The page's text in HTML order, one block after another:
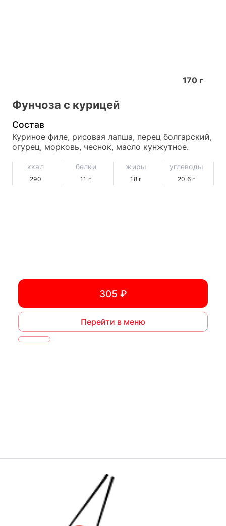
170 г
Фунчоза с курицей
Состав
Куриное филе, рисовая лапша, перец болгарский,
огурец, морковь, чеснок, масло кунжутное.
ккал
290
белки
11 г
жиры
18г
углеводы
20.6г
305 ₽
Перейти в меню